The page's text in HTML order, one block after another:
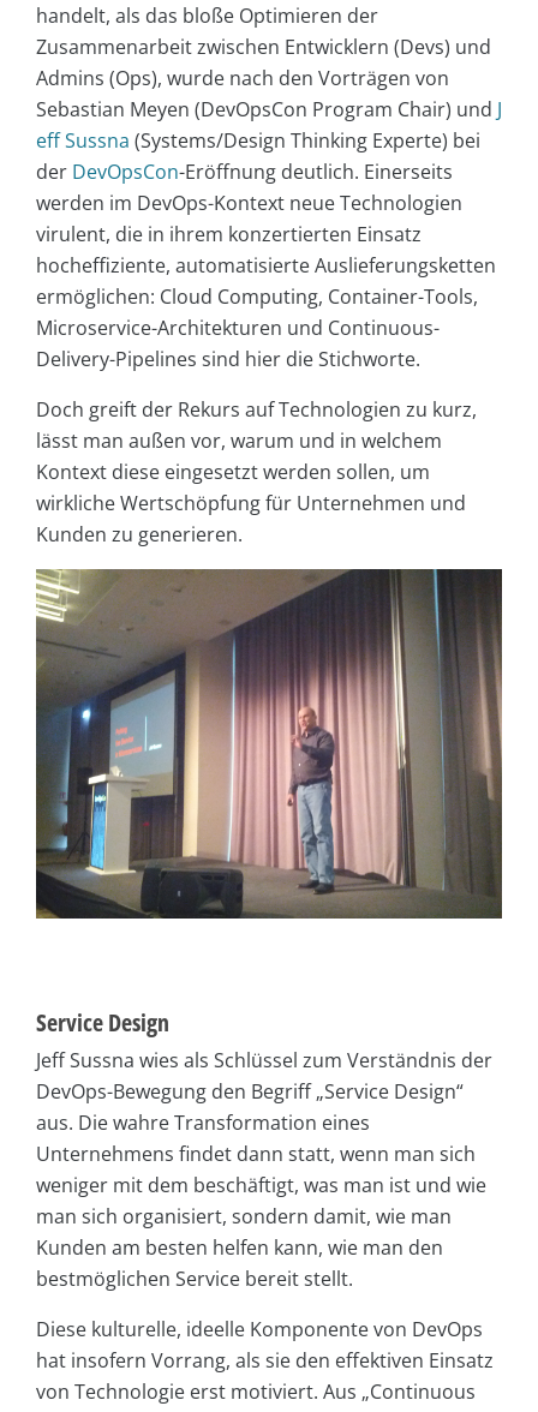
handelt, als das bloße Optimieren der
Zusammenarbeit zwischen Entwicklern (Devs) und
Admins (Ops), wurde nach den Vorträgen von
Sebastian Meyen (DevOpsCon Program Chair) und J
eff Sussna (Systems/Design Thinking Experte) bei
der DevOpsCon-Eröffnung deutlich. Einerseits
werden im DevOps-Kontext neue Technologien
virulent, die in ihrem konzertierten Einsatz
hocheffiziente, automatisierte Auslieferungsketten
ermöglichen: Cloud Computing, Container-Tools,
Microservice-Architekturen und Continuous-
Delivery-Pipelines sind hier die Stichworte.
Doch greift der Rekurs auf Technologien zu kurz,
lässt man außen vor, warum und in welchem
Kontext diese eingesetzt werden sollen, um
wirkliche Wertschöpfung für Unternehmen und
Kunden zu generieren.
Service Design
Jeff Sussna wies als Schlüssel zum Verständnis der
DevOps-Bewegung den Begriff „Service Design“
aus. Die wahre Transformation eines
Unternehmens findet dann statt, wenn man sich
weniger mit dem beschäftigt, was man ist und wie
man sich organisiert, sondern damit, wie man
Kunden am besten helfen kann, wie man den
bestmöglichen Service bereit stellt.
Diese kulturelle, ideelle Komponente von DevOps
hat insofern Vorrang, als sie den effektiven Einsatz
von Technologie erst motiviert. Aus „Continuous